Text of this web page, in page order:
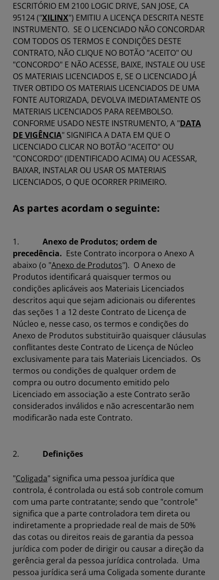
ESCRITÓRIO EM 2100 LOGIC DRIVE, SAN JOSE, CA
95124 ("XILINX") EMITIU A LICENÇA DESCRITA NESTE
INSTRUMENTO. SE O LICENCIADO NÃO CONCORDAR
COM TODOS OS TERMOS E CONDIÇÕES DESTE
CONTRATO, NÃO CLIQUE NO BOTÃO "ACEITO" OU
"CONCORDO" E NÃO ACESSE, BAIXE, INSTALE OU USE
OS MATERIAIS LICENCIADOS E, SE O LICENCIADO JÁ
TIVER OBTIDO OS MATERIAIS LICENCIADOS DE UMA
FONTE AUTORIZADA, DEVOLVA IMEDIATAMENTE OS
MATERIAIS LICENCIADOS PARA REEMBOLSO.
CONFORME USADO NESTE INSTRUMENTO, A "DATA
DE VIGÊNCIA" SIGNIFICA A DATA EM QUE O
LICENCIADO CLICAR NO BOTÃO "ACEITO" OU
"CONCORDO" (IDENTIFICADO ACIMA) OU ACESSAR,
BAIXAR, INSTALAR OU USAR OS MATERIAIS
LICENCIADOS, O QUE OCORRER PRIMEIRO.
As partes acordam o seguinte:
1. Anexo de Produtos; ordem de
precedência. Este Contrato incorpora o Anexo A
abaixo (o "Anexo de Produtos"). O Anexo de
Produtos identificará quaisquer termos ou
condições aplicáveis aos Materiais Licenciados
descritos aqui que sejam adicionais ou diferentes
das seções 1 a 12 deste Contrato de Licença de
Núcleo e, nesse caso, os termos e condições do
Anexo de Produtos substituirão quaisquer cláusulas
conflitantes deste Contrato de Licença de Núcleo
exclusivamente para tais Materiais Licenciados. Os
termos ou condições de qualquer ordem de
compra ou outro documento emitido pelo
Licenciado em associação a este Contrato serão
considerados inválidos e não acrescentarão nem
modificarão nada este Contrato.
2. Definições
"Coligada" significa uma pessoa jurídica que
controla, é controlada ou está sob controle comum
com uma parte contratante; sendo que "controle"
significa que a parte controladora tem direta ou
indiretamente a propriedade real de mais de 50%
das cotas ou direitos reais de garantia da pessoa
jurídica com poder de dirigir ou causar a direção da
gerência geral da pessoa jurídica controlada. Uma
pessoa jurídica será uma Coligada somente durante